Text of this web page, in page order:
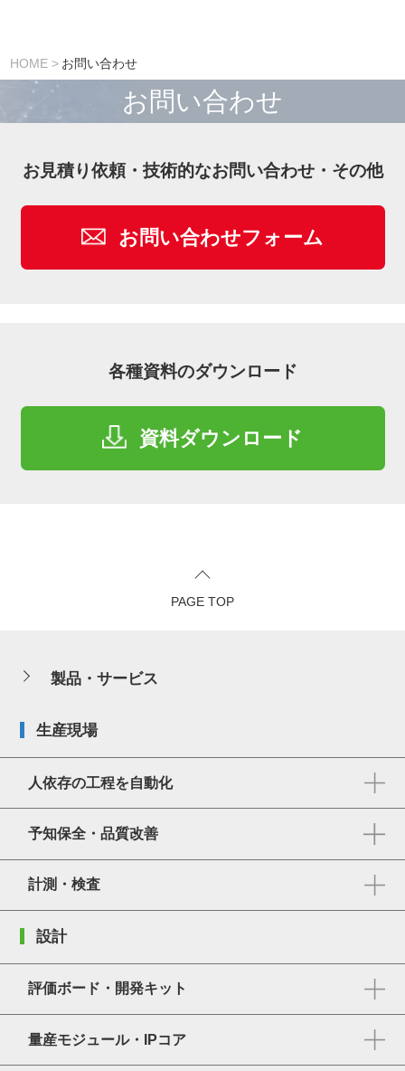
HOME お問い合わせ
お問い合わせ
お見積り依頼・技術的なお問い合わせ・その他
お問い合わせフォーム
各種資料のダウンロード
資料ダウンロード
PAGE TOP
製品・サービス
生産現場
人依存の工程を自動化
予知保全・品質改善
計測・検査
設計
評価ボード・開発キット
量産モジュール・IPコア